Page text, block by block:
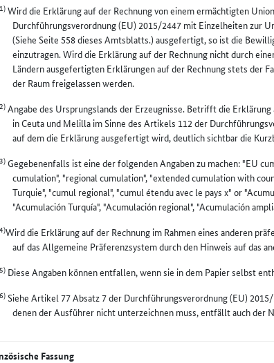
Wird die Erklärung auf der Rechnung von einem ermächtigten
Durchführungsverordnung (EU) 2015/2447 mit Einzelheiten zur
(Siehe Seite 558 dieses Amtsblatts.) ausgefertigt, so ist die
einzutragen. Wird die Erklärung auf der Rechnung nicht durch
Ländern ausgefertigten Erklärungen auf der Rechnung stets der
der Raum freigelassen werden.
Angabe des Ursprungslands der Erzeugnisse. Betrifft die
in Ceuta und Melilla im Sinne des Artikels 112 der
auf dem die Erklärung ausgefertigt wird, deutlich sichtbar die
Gegebenenfalls ist eine der folgenden Angaben zu machen: "EU
cumulation", "regional cumulation", "extended cumulation with
Turquie", "cumul regional", "cumul étendu avec le pays x" or
"Acumulación Turquía", "Acumulación regional", "Acumulación
Wird die Erklärung auf der Rechnung im Rahmen eines anderen
auf das Allgemeine Präferenzsystem durch den Hinweis auf das
Diese Angaben können entfallen, wenn sie in dem Papier selbst
Siehe Artikel 77 Absatz 7 der Durchführungsverordnung (EU)
denen der Ausführer nicht unterzeichnen muss, entfällt auch der
Fassung